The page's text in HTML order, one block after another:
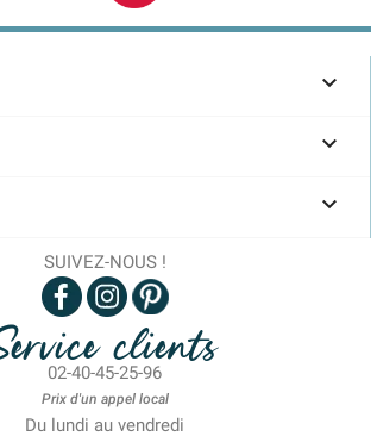



SUIVEZ-NOUS !
clients
02-40-45-25-96
Prix d'un appel local
Du lundi au vendredi